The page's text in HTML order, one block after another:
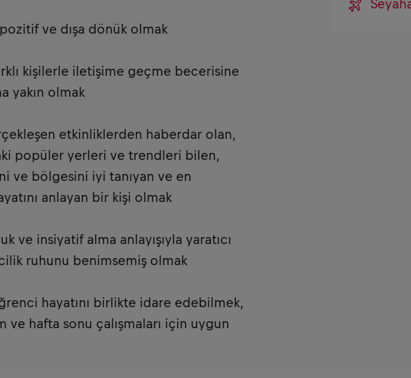
ve dışa dönük olmak
kişilerle iletişime geçme becerisine
yakın olmak
etkinliklerden haberdar olan,
popüler yerleri ve trendleri bilen,
ve bölgesini iyi tanıyan ve en
anlayan bir kişi olmak
ve insiyatif alma anlayışıyla yaratıcı
ruhunu benimsemiş olmak
hayatını birlikte idare edebilmek,
ve hafta sonu çalışmaları için uygun